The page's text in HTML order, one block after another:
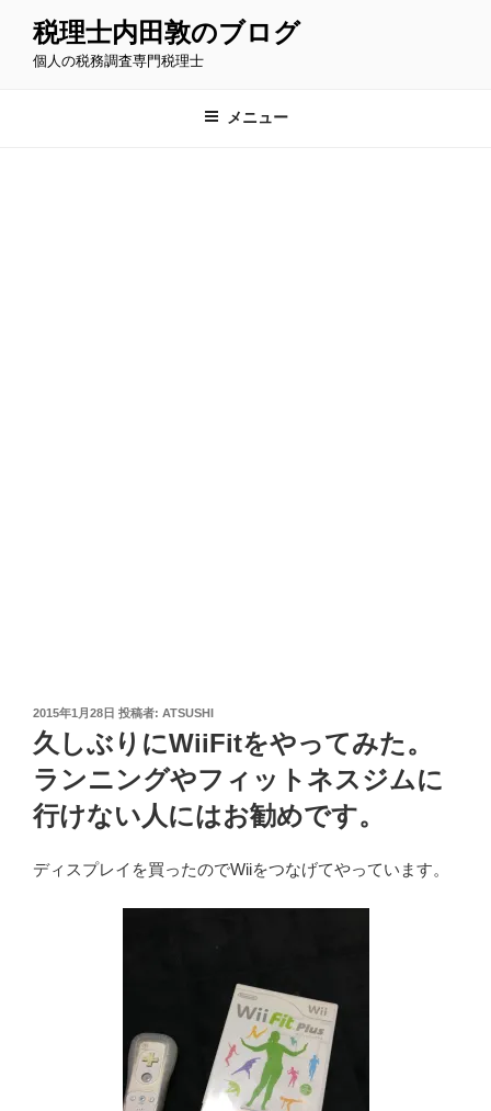
税理士内田敦のブログ
個人の税務調査専門税理士
メニュー
投
稿
日:
2015年1月28日 投稿者: ATSUSHI
久しぶりにWiiFitをやってみた。
ランニングやフィットネスジムに
行けない人にはお勧めです。
ディスプレイを買ったのでWiiをつなげてやっています。